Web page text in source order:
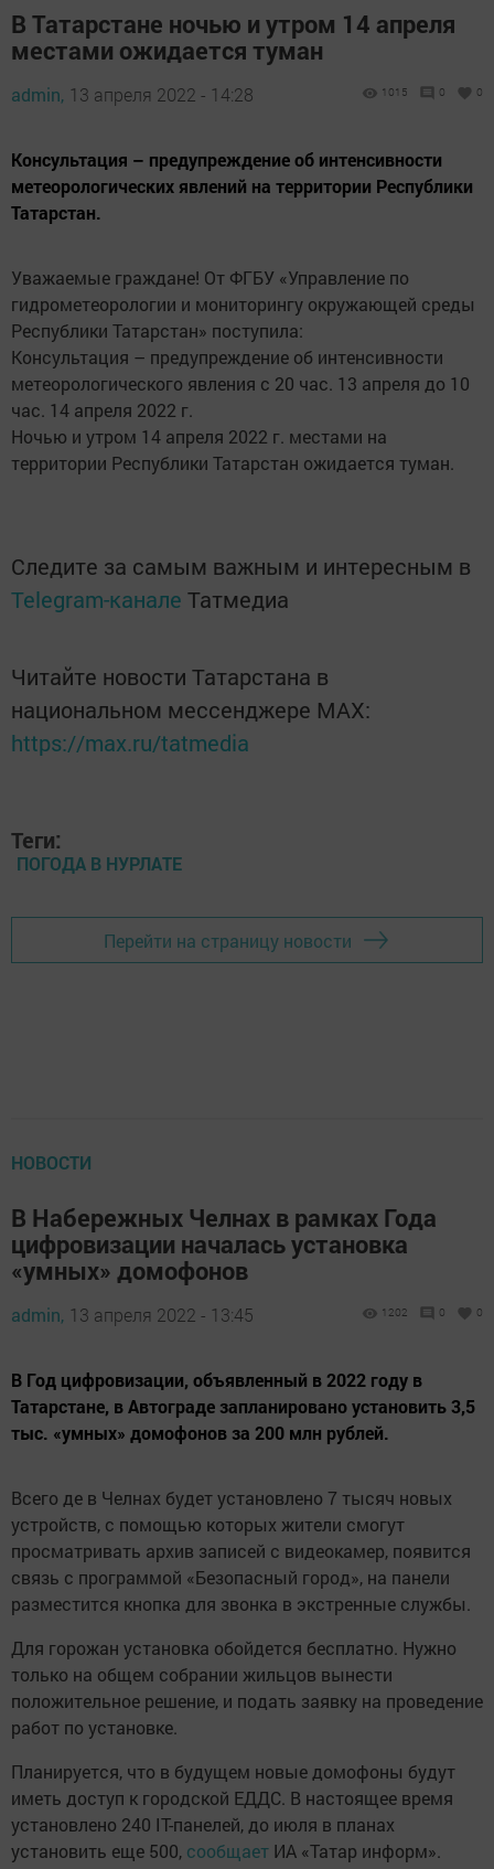
В Татарстане ночью и утром 14 апреля
местами ожидается туман
admin, 13 апреля 2022 - 14:28 1015 0 0
Консультация – предупреждение об интенсивности
метеорологических явлений на территории Республики
Татарстан.
Уважаемые граждане! От ФГБУ «Управление по
гидрометеорологии и мониторингу окружающей среды
Республики Татарстан» поступила:
Консультация – предупреждение об интенсивности
метеорологического явления с 20 час. 13 апреля до 10
час. 14 апреля 2022 г.
Ночью и утром 14 апреля 2022 г. местами на
территории Республики Татарстан ожидается туман.
Следите за самым важным и интересным в
Telegram-канале Татмедиа
Читайте новости Татарстана в
национальном мессенджере MАХ:
https://max.ru/tatmedia
Теги:
ПОГОДА В НУРЛАТЕ
Перейти на страницу новости
НОВОСТИ
В Набережных Челнах в рамках Года
цифровизации началась установка
«умных» домофонов
admin, 13 апреля 2022 - 13:45 1202 0 0
В Год цифровизации, объявленный в 2022 году в
Татарстане, в Автограде запланировано установить 3,5
тыс. «умных» домофонов за 200 млн рублей.
Всего де в Челнах будет установлено 7 тысяч новых
устройств, с помощью которых жители смогут
просматривать архив записей с видеокамер, появится
связь с программой «Безопасный город», на панели
разместится кнопка для звонка в экстренные службы.
Для горожан установка обойдется бесплатно. Нужно
только на общем собрании жильцов вынести
положительное решение, и подать заявку на проведение
работ по установке.
Планируется, что в будущем новые домофоны будут
иметь доступ к городской ЕДДС. В настоящее время
установлено 240 IT-панелей, до июля в планах
установить еще 500, сообщает ИА «Татар информ».